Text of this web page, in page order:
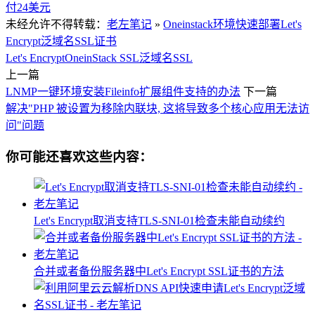
付24美元
未经允许不得转载： 老左笔记 » Oneinstack环境快速部署Let's
Encrypt泛域名SSL证书
Let's EncryptOneinStack SSL泛域名SSL
上一篇
LNMP一键环境安装Fileinfo扩展组件支持的办法 下一篇
解决"PHP 被设置为移除内联块, 这将导致多个核心应用无法访
问"问题
你可能还喜欢这些内容：
Let's Encrypt取消支持TLS-SNI-01检查未能自动续约
合并或者备份服务器中Let's Encrypt SSL证书的方法